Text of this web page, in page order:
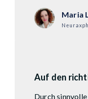
Maria
Auf den
Durch